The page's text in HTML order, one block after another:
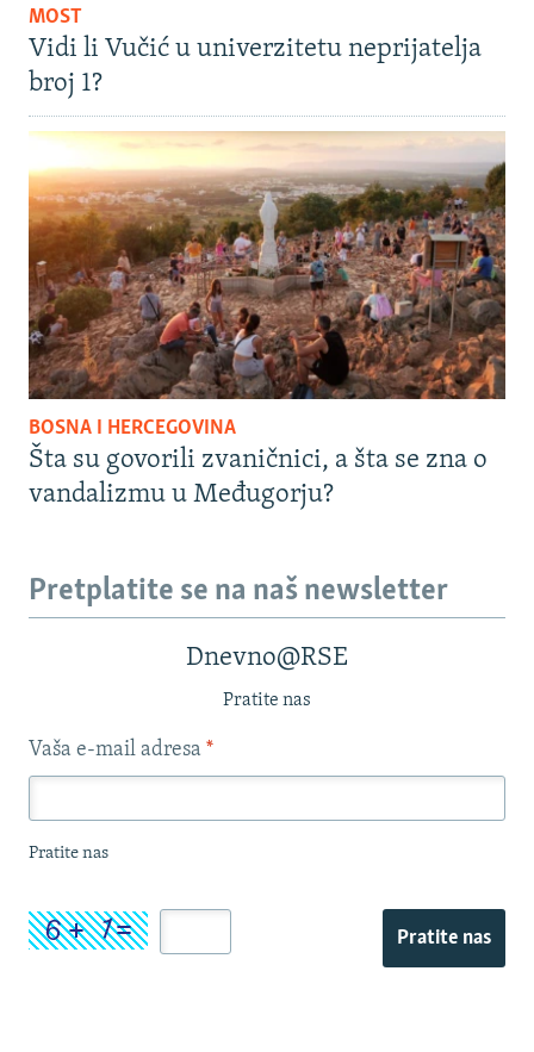
MOST
Vidi li Vučić u univerzitetu neprijatelja
broj 1?
BOSNA I HERCEGOVINA
Šta su govorili zvaničnici, a šta se zna o
vandalizmu u Međugorju?
Pretplatite se na naš newsletter
Dnevno@RSE
Pratite nas
Vaša e-mail adresa *
Pratite nas
Pratite nas